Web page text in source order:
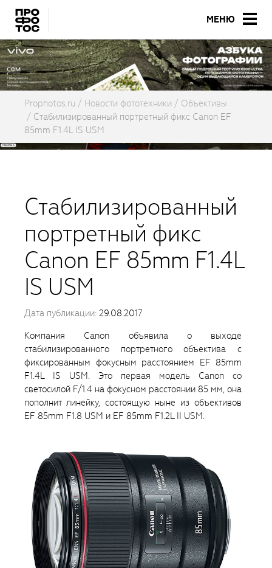
МЕНЮ
Prophotos.ru Новости фототехники
Объективы
Стабилизированный портретный фикс Canon EF
85mm F1.4L IS USM
Стабилизированный
портретный фикс
Canon EF 85mm F1.4L
IS USM
Дата публикации: 29.08.2017
Компания Canon объявила о выходе
стабилизированного портретного объектива с
фиксированным фокусным расстоянием EF 85mm
F1.4L IS USM. Это первая модель Canon со
светосилой F/1.4 на фокусном расстоянии 85 мм, она
пополнит линейку, состоящую ныне из объективов
EF 85mm F1.8 USM и EF 85mm F1.2L II USM.